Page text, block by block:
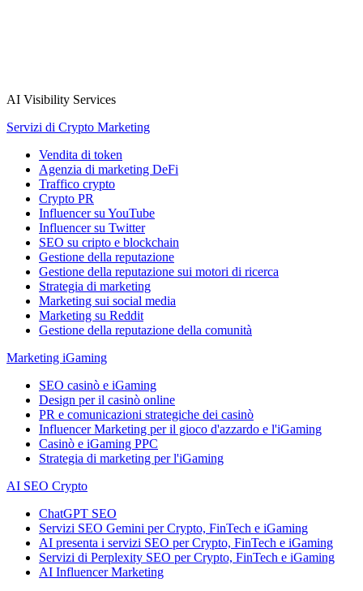
AI Visibility Services
Servizi di Crypto Marketing
Vendita di token
Agenzia di marketing DeFi
Traffico crypto
Crypto PR
Influencer su YouTube
Influencer su Twitter
SEO su cripto e blockchain
Gestione della reputazione
Gestione della reputazione sui motori di ricerca
Strategia di marketing
Marketing sui social media
Marketing su Reddit
Gestione della reputazione della comunità
Marketing iGaming
SEO casinò e iGaming
Design per il casinò online
PR e comunicazioni strategiche dei casinò
Influencer Marketing per il gioco d'azzardo e l'iGaming
Casinò e iGaming PPC
Strategia di marketing per l'iGaming
AI SEO Crypto
ChatGPT SEO
Servizi SEO Gemini per Crypto, FinTech e iGaming
AI presenta i servizi SEO per Crypto, FinTech e iGaming
Servizi di Perplexity SEO per Crypto, FinTech e iGaming
AI Influencer Marketing